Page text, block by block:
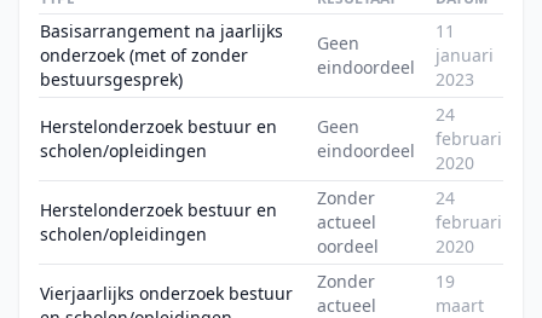
Basisarrangement na jaarlijks
onderzoek (met of zonder
bestuursgesprek)
Geen
eindoordeel
11
januari
2023
Herstelonderzoek bestuur en
scholen/opleidingen
Geen
eindoordeel
24
februari
2020
Herstelonderzoek bestuur en
scholen/opleidingen
Zonder
actueel
oordeel
24
februari
2020
Vierjaarlijks onderzoek bestuur
Zonder
actueel
19
maart